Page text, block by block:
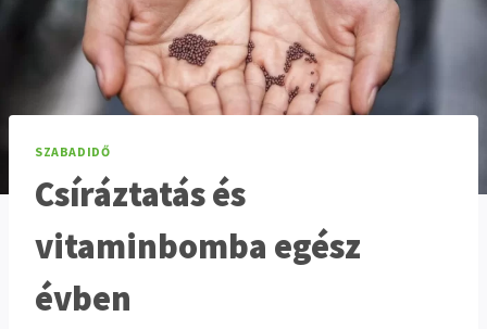
SZABADIDŐ
Csíráztatás és
vitaminbomba egész
évben